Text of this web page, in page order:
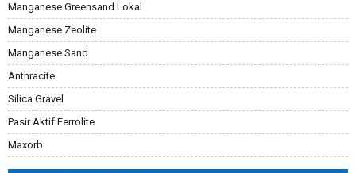
Manganese Greensand Lokal
Manganese Zeolite
Manganese Sand
Anthracite
Silica Gravel
Pasir Aktif Ferrolite
Maxorb